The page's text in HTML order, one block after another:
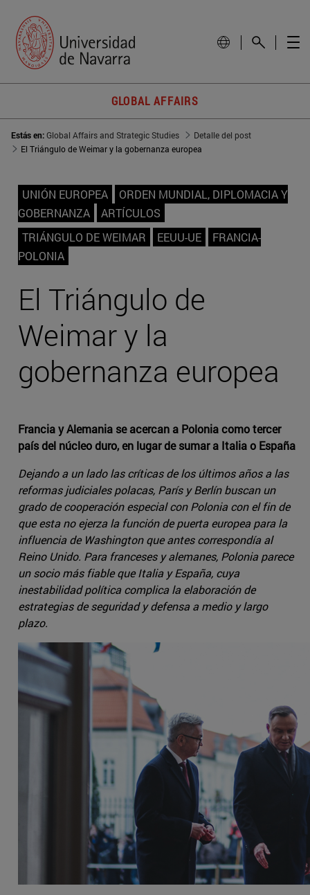
GLOBAL AFFAIRS
Estás en:Global Affairs and Strategic Studies
Detalle del post
El Triángulo de Weimar y la gobernanza europea
UNIÓN EUROPEA
ORDEN MUNDIAL, DIPLOMACIA Y
GOBERNANZA
ARTÍCULOS
TRIÁNGULO DE WEIMAR
EEUU-UE
FRANCIA-
POLONIA
El Triángulo de
Weimar y la
gobernanza europea
Francia y Alemania se acercan a Polonia como tercer
país del núcleo duro, en lugar de sumar a Italia o España
Dejando a un lado las críticas de los últimos años a las
reformas judiciales polacas, París y Berlín buscan un
grado de cooperación especial con Polonia con el fin de
que esta no ejerza la función de puerta europea para la
influencia de Washington que antes correspondía al
Reino Unido. Para franceses y alemanes, Polonia parece
un socio más fiable que Italia y España, cuya
inestabilidad política complica la elaboración de
estrategias de seguridad y defensa a medio y largo
plazo.